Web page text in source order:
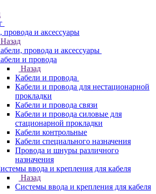
провода и аксессуары
Назад
провода и аксессуары
и провода
Назад
Кабели и провода
Кабели и провода для нестационарной
прокладки
Кабели и провода связи
Кабели и провода силовые для
стационарной прокладки
Кабели контрольные
Кабели специального назначения
Провода и шнуры различного
назначения
ввода и крепления для кабеля
Назад
Системы ввода и крепления для кабеля